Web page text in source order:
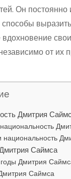
Он
вдохновение
от их
Дмитрия
Саймса
Дмитрия
Саймса